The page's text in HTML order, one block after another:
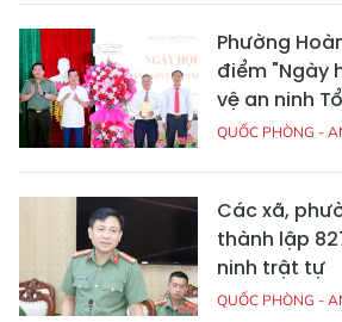
Phường
điểm "Ngày
vệ an ninh
QUỐC PHÒNG -
Các xã,
thành lập
ninh trật tự
QUỐC PHÒNG -